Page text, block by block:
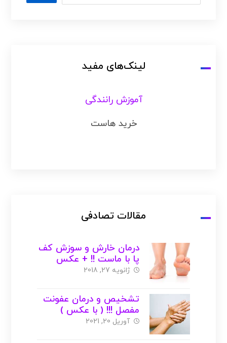
لینک‌های مفید
آموزش رانندگی
خرید هاست
مقالات تصادفی
درمان خارش و سوزش کف
پا با ماست !! + عکس
ژانویه 27, 2018
تشخیص و درمان عفونت
مفصل !!! ( با عکس )
آوریل 20, 2021